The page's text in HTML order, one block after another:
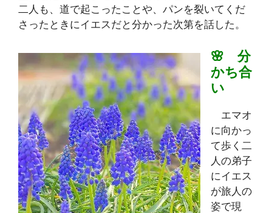
二人も、道で起こったことや、パンを裂いてくだ
さったときにイエスだと分かった次第を話した。
🌸 分
かち合
い
エマオ
に向かっ
て歩く二
人の弟子
にイエス
が旅人の
姿で現